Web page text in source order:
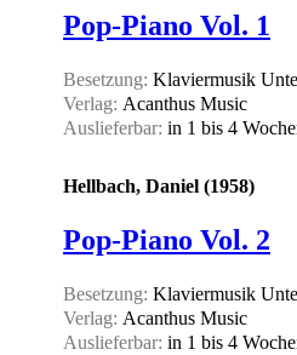
Pop-Piano Vol. 1
Besetzung: Klaviermusik
Verlag: Acanthus Music
Auslieferbar: in 1 bis 4
Hellbach, Daniel (1958)
Pop-Piano Vol. 2
Besetzung: Klaviermusik
Verlag: Acanthus Music
Auslieferbar: in 1 bis 4